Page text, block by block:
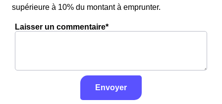
supérieure à 10% du montant à emprunter.
Laisser un commentaire*
Envoyer